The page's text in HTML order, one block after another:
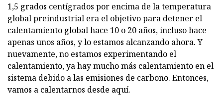
1,5 grados centígrados por encima de la temperatura
global preindustrial era el objetivo para detener el
calentamiento global hace 10 o 20 años, incluso hace
apenas unos años, y lo estamos alcanzando ahora. Y
nuevamente, no estamos experimentando el
calentamiento, ya hay mucho más calentamiento en el
sistema debido a las emisiones de carbono. Entonces,
vamos a calentarnos desde aquí.